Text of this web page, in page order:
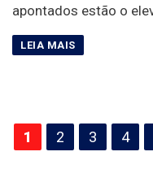
apontados estão o
Paginação
de
1 2 3 4